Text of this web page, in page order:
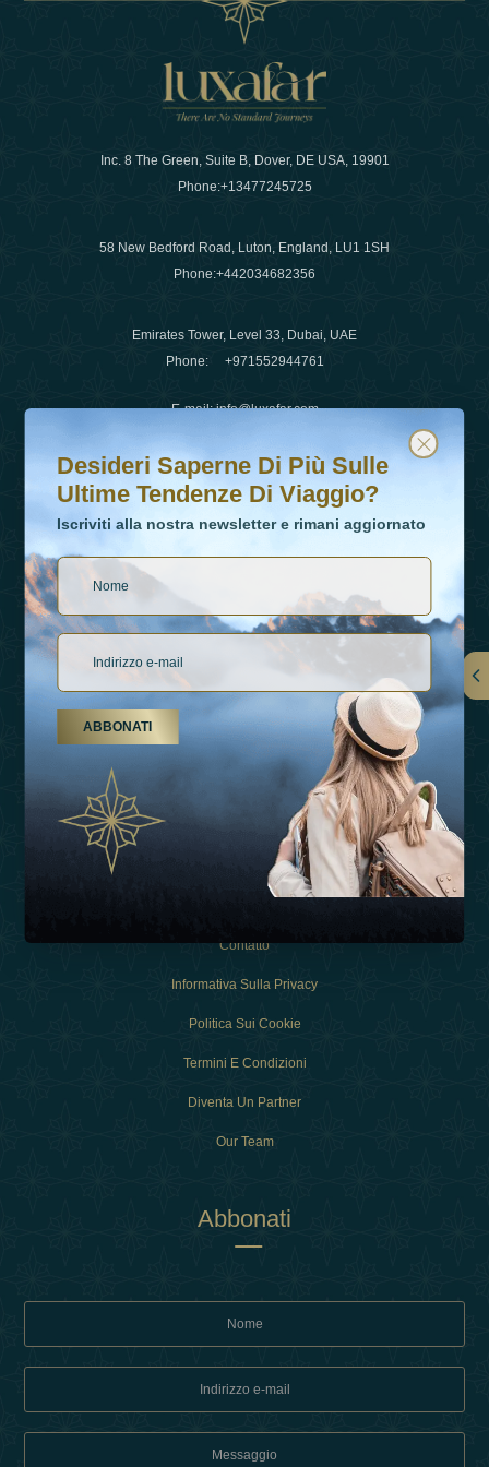
Inc. 8 The Green, Suite B, Dover, DE USA, 19901
Phone:+13477245725
58 New Bedford Road, Luton, England, LU1 1SH
Phone:+442034682356
Emirates Tower, Level 33, Dubai, UAE
Phone: +971552944761
E-mail:info@luxafar.com
WhatsApp No
+442034682356
Collegamenti
Esperienza
Contatto
Informativa Sulla Privacy
Politica Sui Cookie
Termini E Condizioni
Diventa Un Partner
Our Team
Abbonati
Desideri saperne di più sulle ultime tendenze di viaggio?
Iscriviti alla nostra newsletter e rimani aggiornato
Desideri Saperne Di Più Sulle
Ultime Tendenze Di Viaggio?
Iscriviti alla nostra newsletter e rimani aggiornato
ABBONATI